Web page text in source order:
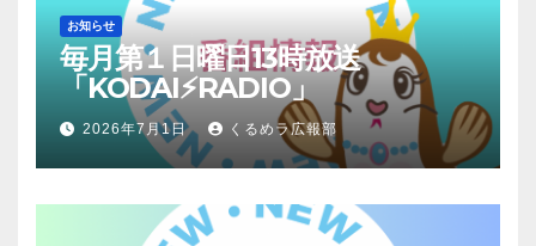
お知らせ
毎月第１日曜日13時放送
「KODAI⚡RADIO」
2026年7月1日 くるめラ広報部